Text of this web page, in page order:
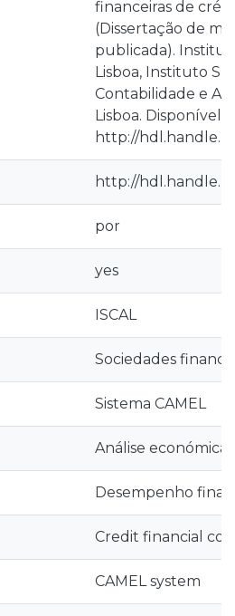
financeiras de
(Dissertação de
publicada).
Lisboa, Instituto
Contabilidade e
Lisboa. Disponível
http://
http://
por
yes
ISCAL
Sociedades
Sistema CAMEL
Análise económica
Desempenho
Credit financial
CAMEL system